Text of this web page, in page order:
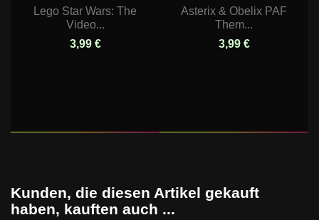
Lego Star Wars: The
Video...
3,99 €
Asterix & Obelix PAF
Them...
3,99 €
Kunden, die diesen Artikel gekauft
haben, kauften auch ...